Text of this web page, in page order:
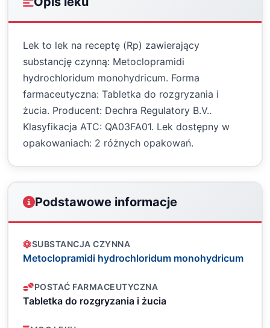
Lek to lek na receptę (Rp) zawierający
substancję czynną: Metoclopramidi
hydrochloridum monohydricum. Forma
farmaceutyczna: Tabletka do rozgryzania i
żucia. Producent: Dechra Regulatory B.V..
Klasyfikacja ATC: QA03FA01. Lek dostępny w
opakowaniach: 2 różnych opakowań.
Podstawowe informacje
SUBSTANCJA CZYNNA
Metoclopramidi hydrochloridum monohydricum
POSTAĆ FARMACEUTYCZNA
Tabletka do rozgryzania i żucia